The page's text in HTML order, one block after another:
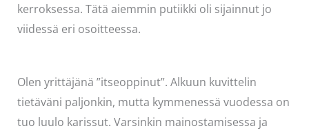
kerroksessa. Tätä aiemmin putiikki oli sijainnut jo
viidessä eri osoitteessa.
Olen yrittäjänä ”itseoppinut”. Alkuun kuvittelin
tietäväni paljonkin, mutta kymmenessä vuodessa on
tuo luulo karissut. Varsinkin mainostamisessa ja